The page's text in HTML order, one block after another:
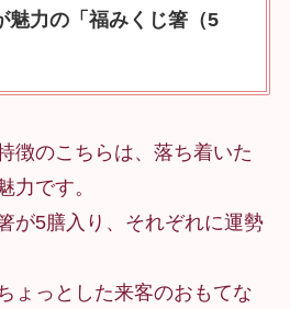
魅力の「福みくじ箸（5
徴のこちらは、落ち着いた
力です。
が5膳入り、それぞれに運勢
ょっとした来客のおもてな